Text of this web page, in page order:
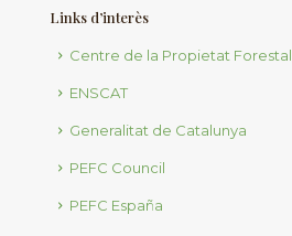
Links d’interès
Centre de la Propietat Forestal
ENSCAT
Generalitat de Catalunya
PEFC Council
PEFC España